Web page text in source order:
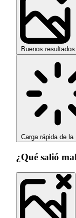
Buenos resultados
Carga rápida de la
¿Qué salió